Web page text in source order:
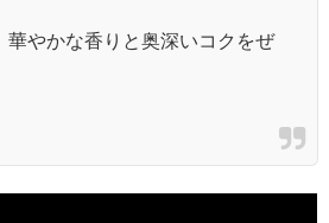
華やかな香りと奥深いコクをぜ